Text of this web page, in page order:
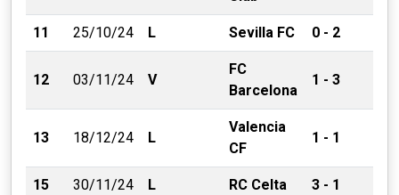
11 25/10/24 L Sevilla FC 0 - 2
12 03/11/24 V
FC
Barcelona
1 - 3
13 18/12/24 L
Valencia
CF
1 - 1
15 30/11/24 L RC Celta 3 - 1